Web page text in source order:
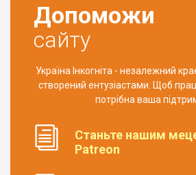
Допоможи
сайту
Україна Інкогніта - незалежний
створений ентузіастами. Щоб
потрібна ваша
Станьте нашим
Patreon